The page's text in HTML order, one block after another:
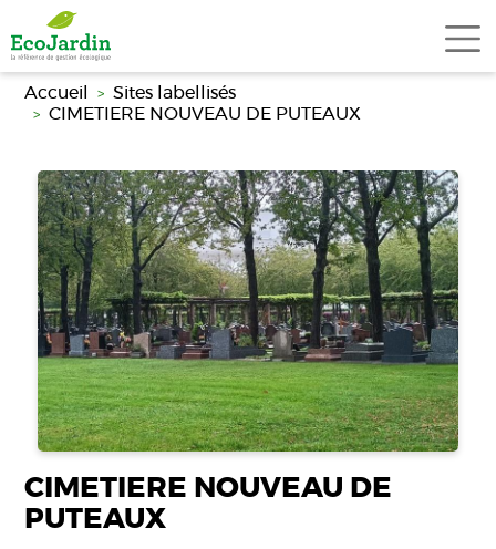
Aller au contenu principal
Accueil
Sites labellisés
CIMETIERE NOUVEAU DE PUTEAUX
CIMETIERE NOUVEAU DE
PUTEAUX